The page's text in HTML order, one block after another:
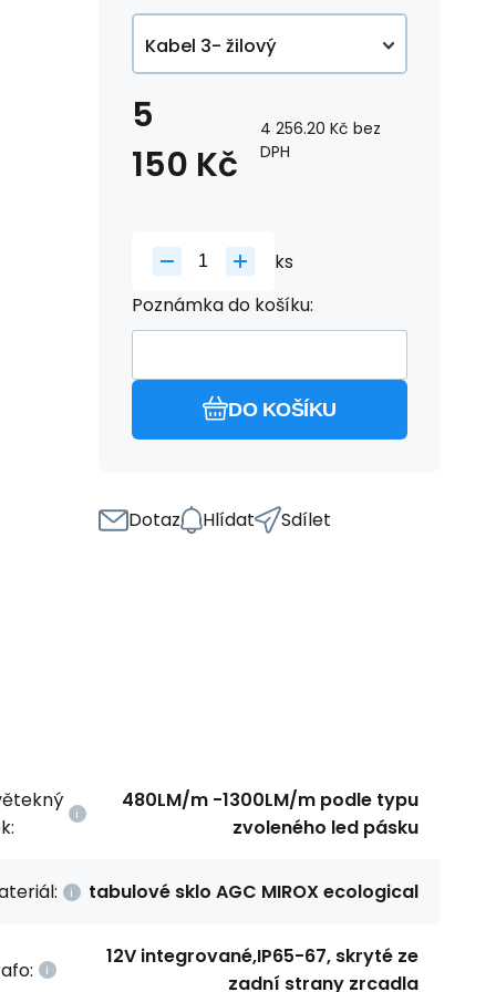
Kabel 3- žilový
Kabel se zástrčkou
- 1,5m
+289.99 Kč
+349.99 Kč
5
150 Kč
4 256.20 Kč bez
DPH
ks
Poznámka do košíku:
DO KOŠÍKU
Dotaz Hlídat Sdílet
480LM/m -1300LM/m podle typu
zvoleného led pásku
tabulové sklo AGC MIROX ecological
12V integrované,IP65-67, skryté ze
zadní strany zrcadla